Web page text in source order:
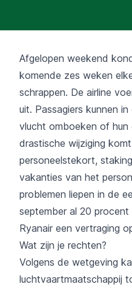
Afgelopen weekend
komende zes weken
schrappen. De airline
uit. Passagiers kunnen
vlucht omboeken of hun
drastische wijziging
personeelstekort,
vakanties van het
problemen liepen in de
september al 20
Ryanair een vertraging
Wat zijn je rechten?
Volgens de wetgeving
luchtvaartmaatschappij